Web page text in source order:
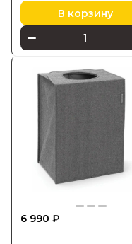
В корзину
6 990 ₽